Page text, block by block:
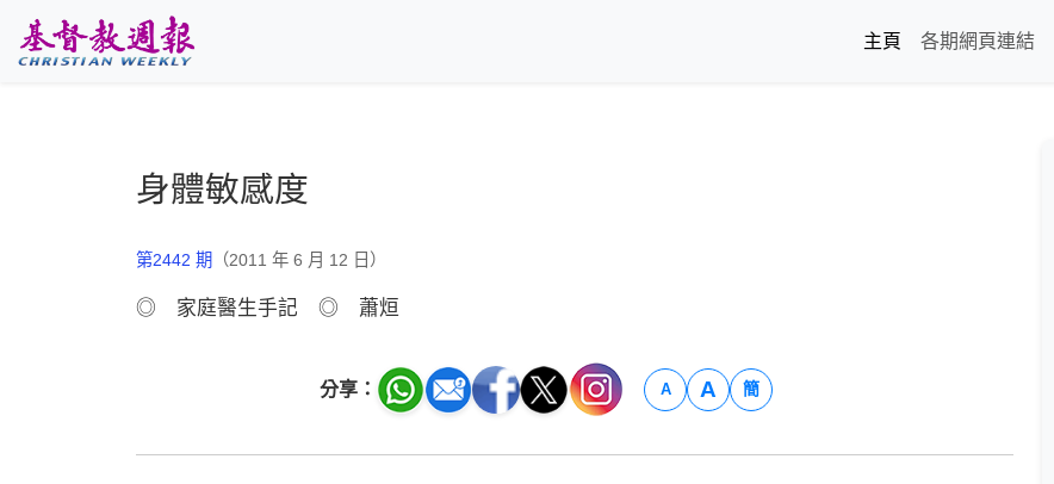
主頁
各期網頁連結
身體敏感度
第2442 期 （2011 年 6 月 12 日）
◎ 家庭醫生手記 ◎ 蕭烜
分享： A A 簡